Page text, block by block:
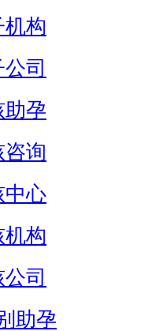
构
司
助孕
询
中心
构
司
助孕